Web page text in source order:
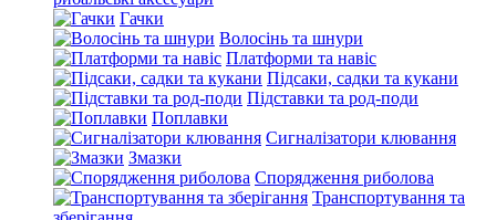
Гачки
Волосінь та шнури
Платформи та навіс
Підсаки, садки та кукани
Підставки та род-поди
Поплавки
Сигналізатори клювання
Змазки
Спорядження риболова
Транспортування та